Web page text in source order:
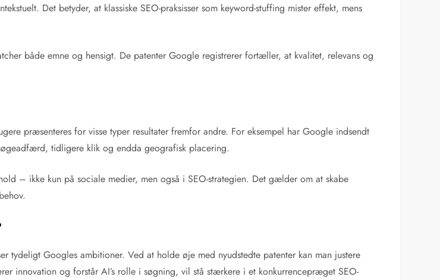
Det betyder, at klassiske SEO-praksisser som keyword-stuffing mister effekt, mens
både emne og hensigt. De patenter Google registrerer fortæller, at kvalitet, relevans og
præsenteres for visse typer resultater fremfor andre. For eksempel har Google indsendt
tidligere klik og endda geografisk placering.
– ikke kun på sociale medier, men også i SEO-strategien. Det gælder om at skabe
tydeligt Googles ambitioner. Ved at holde øje med nyudstedte patenter kan man justere
innovation og forstår AI’s rolle i søgning, vil stå stærkere i et konkurrencepræget SEO-